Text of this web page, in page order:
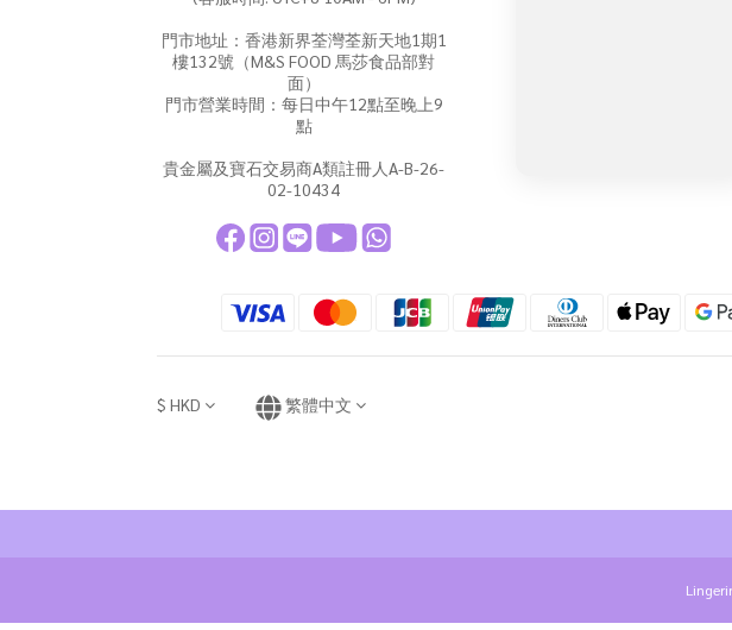
門市地址：香港新界荃灣荃新天地1期1
樓132號（M&S FOOD 馬莎食品部對
面）
門市營業時間：每日中午12點至晚上9
點
貴金屬及寶石交易商A類註冊人A-B-26-
02-10434
$ HKD 繁體中文